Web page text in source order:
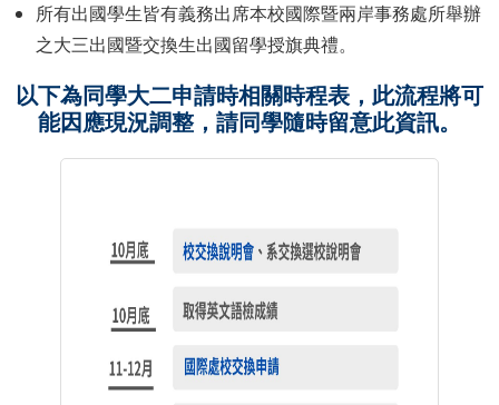
所有出國學生皆有義務出席本校國際暨兩岸事務處所舉辦
之大三出國暨交換生出國留學授旗典禮。
以下為同學大二申請時相關時程表，此流程將可
能因應現況調整，請同學隨時留意此資訊。